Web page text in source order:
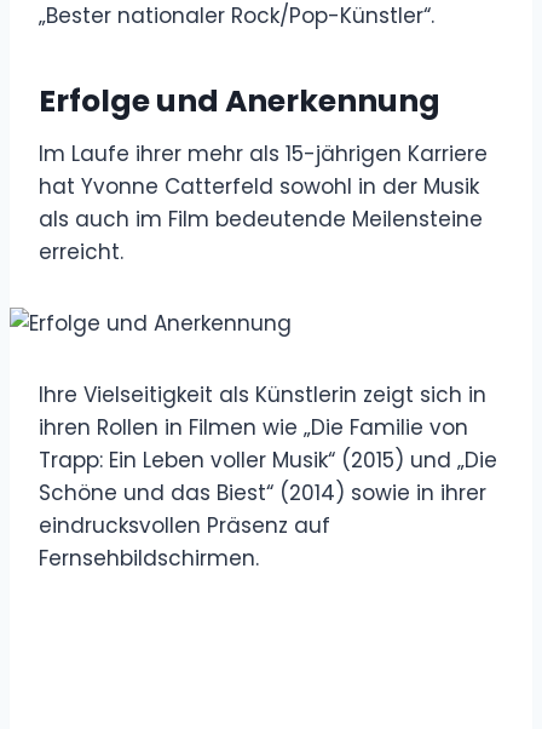
„Bester nationaler Rock/Pop-Künstler“.
Erfolge und Anerkennung
Im Laufe ihrer mehr als 15-jährigen Karriere
hat Yvonne Catterfeld sowohl in der Musik
als auch im Film bedeutende Meilensteine ​​
erreicht.
Ihre Vielseitigkeit als Künstlerin zeigt sich in
ihren Rollen in Filmen wie „Die Familie von
Trapp: Ein Leben voller Musik“ (2015) und „Die
Schöne und das Biest“ (2014) sowie in ihrer
eindrucksvollen Präsenz auf
Fernsehbildschirmen.